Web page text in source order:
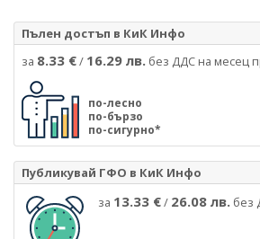
Пълен достъп в КиК Инфо
за 8.33 €/ 16.29 лв. без ДДС на месец
по-лесно
по-бързо
по-сигурно*
Публикувай ГФО в КиК Инфо
за 13.33 €/ 26.08 лв. без